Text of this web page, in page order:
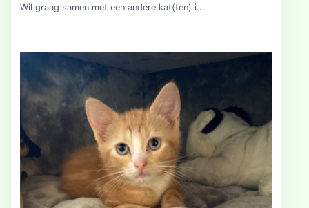
Wil graag samen met een andere kat(ten) i...